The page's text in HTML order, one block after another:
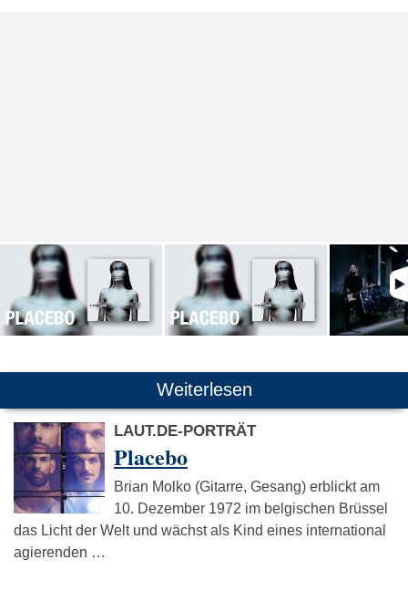
Weiterlesen
LAUT.DE-PORTRÄT
Placebo
Brian Molko (Gitarre, Gesang) erblickt am
10. Dezember 1972 im belgischen Brüssel
das Licht der Welt und wächst als Kind eines international
agierenden …